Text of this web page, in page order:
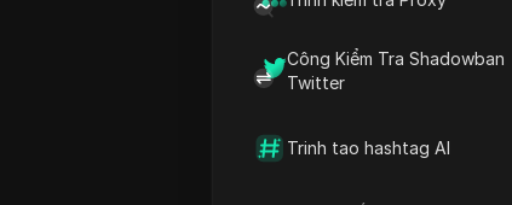
Công Kiểm Tra Shadowban
Twitter
Trinh tao hashtag AI